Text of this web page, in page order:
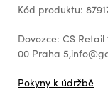
Kód produktu:
Dovozce: CS Retail
00 Praha
Pokyny k údržbě